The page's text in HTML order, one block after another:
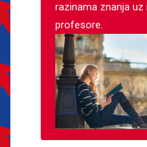
razinama znanja uz
profesore.